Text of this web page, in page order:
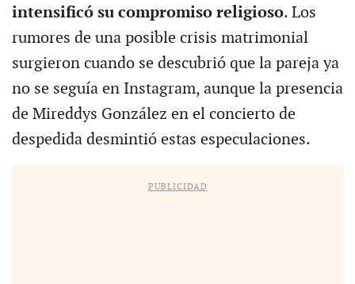
intensificó su compromiso religioso. Los
rumores de una posible crisis matrimonial
surgieron cuando se descubrió que la pareja ya
no se seguía en Instagram, aunque la presencia
de Mireddys González en el concierto de
despedida desmintió estas especulaciones.
PUBLICIDAD